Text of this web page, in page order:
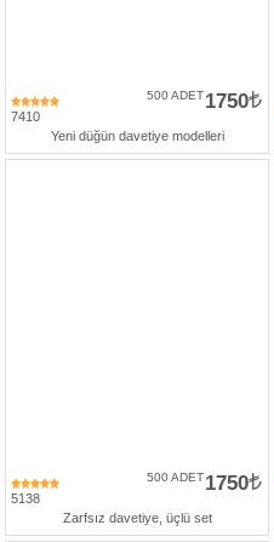
7410
1750
500 ADET
Yeni düğün davetiye modelleri
5138
1750
500 ADET
Zarfsız davetiye, üçlü set